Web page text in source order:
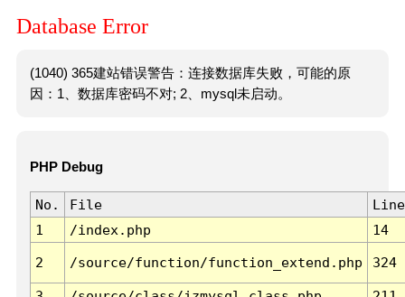
Database Error
(1040) 365建站错误警告：连接数据库失败，可能的原
因：1、数据库密码不对; 2、mysql未启动。
PHP Debug
No. File
Line
1
/index.php 14
2 /source/function/function_extend.php 324